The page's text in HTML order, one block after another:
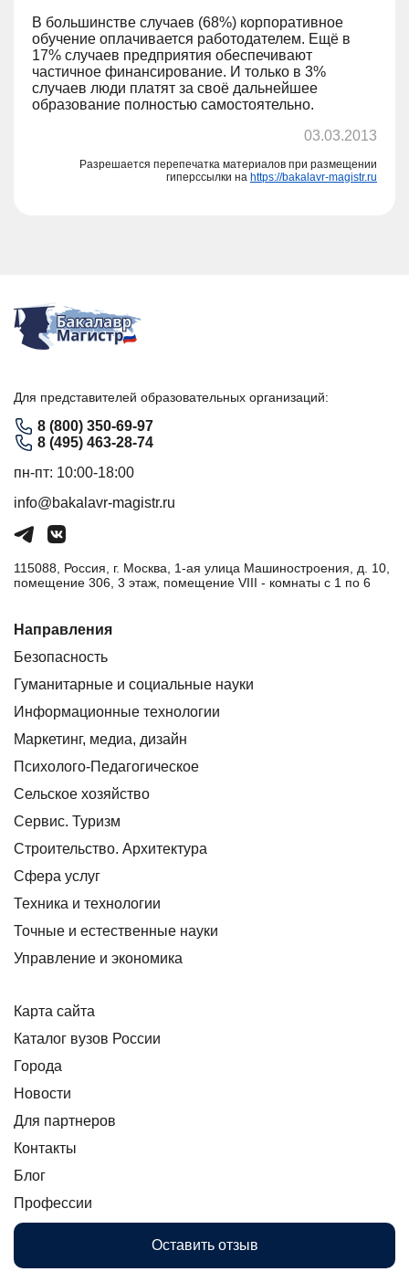
В большинстве случаев (68%) корпоративное
обучение оплачивается работодателем. Ещё в
17% случаев предприятия обеспечивают
частичное финансирование. И только в 3%
случаев люди платят за своё дальнейшее
образование полностью самостоятельно.
03.03.2013
Разрешается перепечатка материалов при размещении
гиперссылки на https://bakalavr-magistr.ru
Для представителей образовательных организаций:
8 (800) 350-69-97
8 (495) 463-28-74
пн-пт: 10:00-18:00
info@bakalavr-magistr.ru
115088, Россия, г. Москва, 1-ая улица Машиностроения, д. 10,
помещение 306, 3 этаж, помещение VIII - комнаты с 1 по 6
Направления
Безопасность
Гуманитарные и социальные науки
Информационные технологии
Маркетинг, медиа, дизайн
Психолого-Педагогическое
Сельское хозяйство
Сервис. Туризм
Строительство. Архитектура
Сфера услуг
Техника и технологии
Точные и естественные науки
Управление и экономика
Карта сайта
Каталог вузов России
Города
Новости
Для партнеров
Контакты
Блог
Профессии
Оставить отзыв